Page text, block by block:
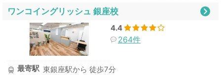
ワンコイングリッシュ 銀座校
4.4
264件
最寄駅 東銀座駅から 徒歩7分